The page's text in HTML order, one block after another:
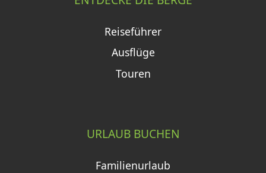
Reiseführer
Ausflüge
Touren
URLAUB BUCHEN
Familienurlaub